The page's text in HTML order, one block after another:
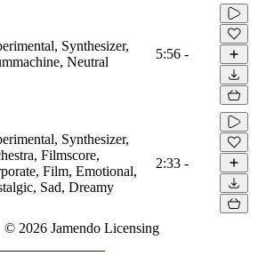
Synthesizer,
Neutral
5:56 -
Synthesizer,
Filmscore,
Film, Emotional,
Sad, Dreamy
2:33 -
© 2026 Jamendo Licensing